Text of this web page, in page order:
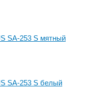
SA-253 S мятный
SA-253 S белый